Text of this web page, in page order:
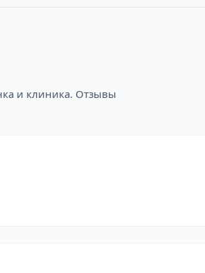
и клиника. Отзывы